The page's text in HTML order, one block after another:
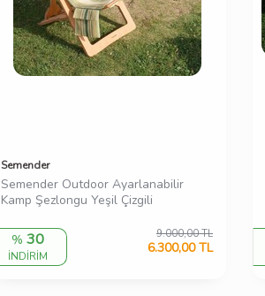
Semender
Semender Outdoor Ayarlanabilir
Kamp Şezlongu Yeşil Çizgili
% 30
İNDİRİM
9.000,00TL
6.300,00TL